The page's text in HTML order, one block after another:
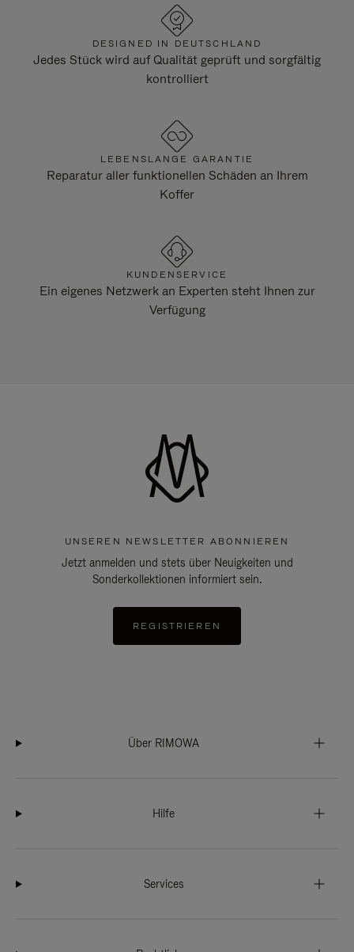
DESIGNED IN DEUTSCHLAND
Jedes Stück wird auf Qualität geprüft und sorgfältig
kontrolliert
LEBENSLANGE GARANTIE
Reparatur aller funktionellen Schäden an Ihrem
Koffer
KUNDENSERVICE
Ein eigenes Netzwerk an Experten steht Ihnen zur
Verfügung
UNSEREN NEWSLETTER ABONNIEREN
Jetzt anmelden und stets über Neuigkeiten und
Sonderkollektionen informiert sein.
REGISTRIEREN
Über RIMOWA
Hilfe
Services